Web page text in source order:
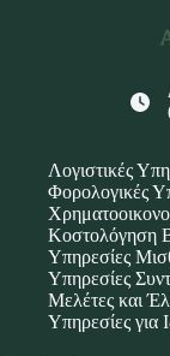
Λογιστικές
Φορολογικές
Κοστολόγηση
Υπηρεσίες
Υπηρεσίες
Μελέτες και
Υπηρεσίες για